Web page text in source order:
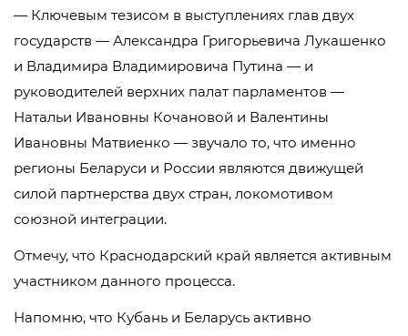
— Ключевым тезисом в выступлениях глав двух
государств — Александра Григорьевича Лукашенко
и Владимира Владимировича Путина — и
руководителей верхних палат парламентов —
Натальи Ивановны Кочановой и Валентины
Ивановны Матвиенко — звучало то, что именно
регионы Беларуси и России являются движущей
силой партнерства двух стран, локомотивом
союзной интеграции.
Отмечу, что Краснодарский край является активным
участником данного процесса.
Напомню, что Кубань и Беларусь активно